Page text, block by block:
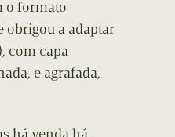
o formato
obrigou a adaptar
com capa
e agrafada,